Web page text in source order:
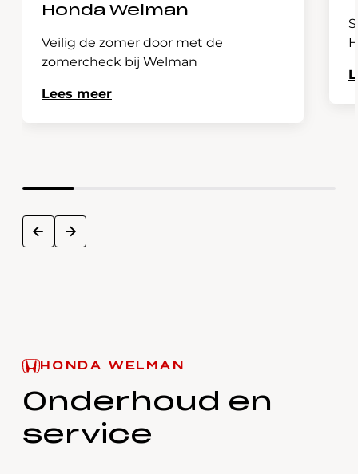
Honda Welman
Veilig de zomer door met de
zomercheck bij Welman
Lees meer
prev next
HONDA WELMAN
Onderhoud en
service